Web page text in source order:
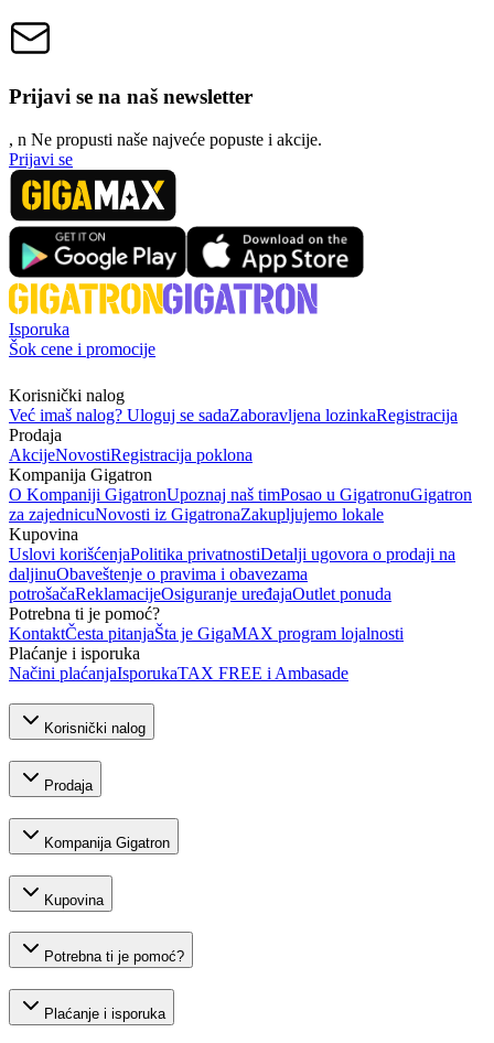
Prijavi se na naš newsletter
, n Ne propusti naše najveće popuste i akcije.
Prijavi se
Isporuka
Šok cene i promocije
Korisnički nalog
Već imaš nalog? Uloguj se sadaZaboravljena lozinkaRegistracija
Prodaja
AkcijeNovostiRegistracija poklona
Kompanija Gigatron
O Kompaniji GigatronUpoznaj naš timPosao u GigatronuGigatron
za zajednicuNovosti iz GigatronaZakupljujemo lokale
Kupovina
Uslovi korišćenjaPolitika privatnostiDetalji ugovora o prodaji na
daljinuObaveštenje o pravima i obavezama
potrošačaReklamacijeOsiguranje uređajaOutlet ponuda
Potrebna ti je pomoć?
KontaktČesta pitanjaŠta je GigaMAX program lojalnosti
Plaćanje i isporuka
Načini plaćanjaIsporukaTAX FREE i Ambasade
Korisnički nalog
Prodaja
Kompanija Gigatron
Kupovina
Potrebna ti je pomoć?
Plaćanje i isporuka